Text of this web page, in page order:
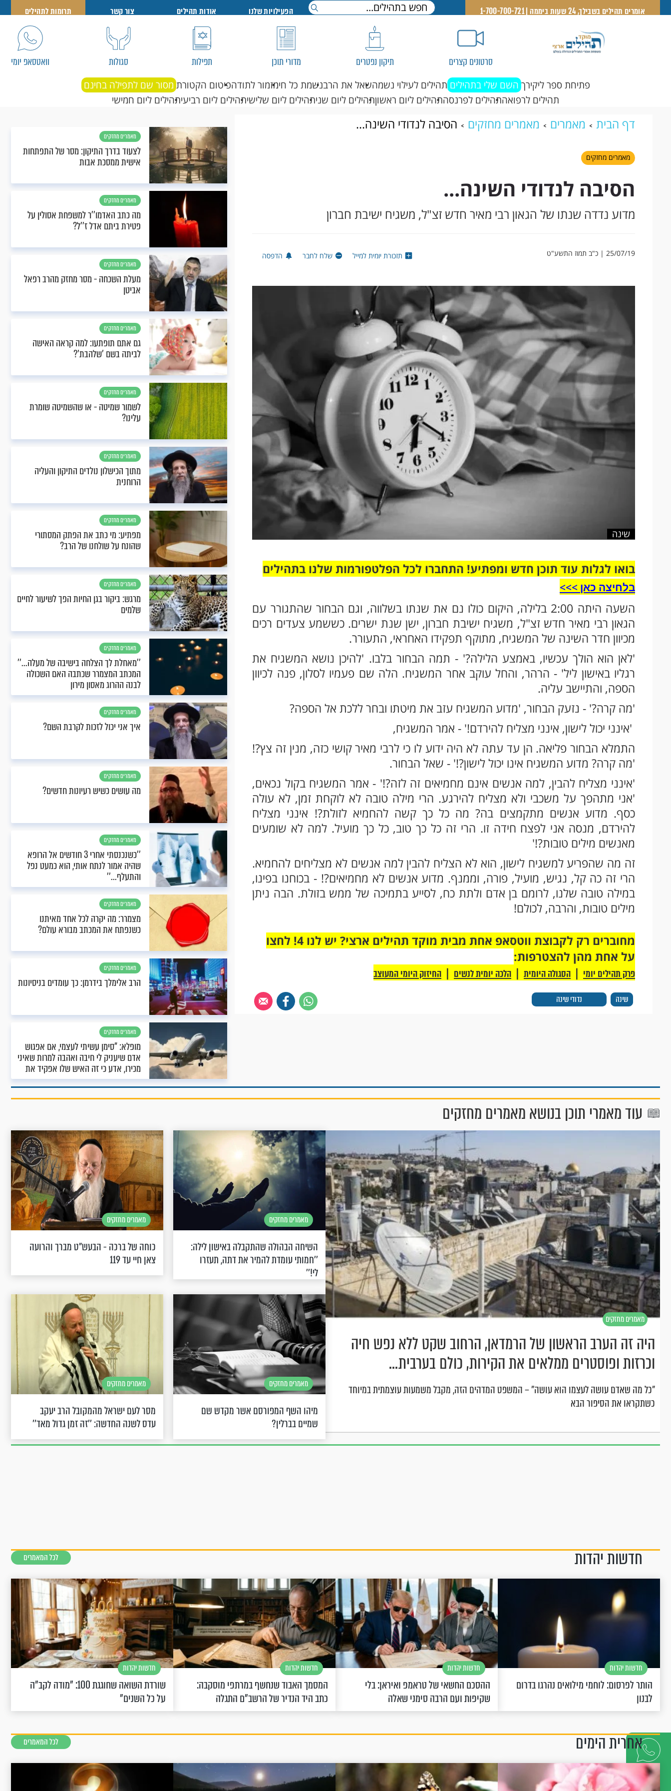
דברו
איתנו
אומרים תהילים בשבילך, 24 שעות ביממה | 1-700-700-721 הפעילויות שלנו אודות תהילים צור קשר תרומות לתהילים
סרטונים קצרים תיקון נפטרים מדורי תוכן תפילות סגולות וואטסאפ יומי
פתיחת ספר ליקירך השם שלי בתהילים תהילים לעילוי נשמהשאל את הרבנשמת כל חימזמור לתודהפיטום הקטורת מסור שם לתפילה בחינם
תהילים לרפואהתהילים לפרנסהתהילים ליום ראשוןתהילים ליום שניתהילים ליום שלישיתהילים ליום רביעיתהילים ליום חמישי
דף הבית מאמרים מאמרים מחזקים הסיבה לנדודי השינה...
מאמרים מחזקים
הסיבה לנדודי השינה...
מדוע נדדה שנתו של הגאון רבי מאיר חדש זצ"ל, משגיח ישיבת חברון
25/07/19 | כ"ב תמוז התשע"ט תזכורת יומית למייל שלח לחבר הדפסה
שינה
בואו לגלות עוד תוכן חדש ומפתיע! התחברו לכל הפלטפורמות שלנו בתהילים
בלחיצה כאן >>>​
השעה היתה 2:00 בלילה, היקום כולו נם את שנתו בשלווה, וגם הבחור שהתגורר עם
הגאון רבי מאיר חדש זצ"ל, משגיח ישיבת חברון, ישן שנת ישרים. כששמע צעדים רכים
מכיוון חדר השינה של המשגיח, מתוקף תפקידו האחראי, התעורר.
'לאן הוא הולך עכשיו, באמצע הלילה?' - תמה הבחור בלבו. 'להיכן נושא המשגיח את
רגליו באישון ליל' - הרהר, והחל עוקב אחר המשגיח. הלה שם פעמיו לסלון, פנה לכיוון
הספה, והתיישב עליה.
'מה קרה?' - נזעק הבחור, 'מדוע המשגיח עזב את מיטתו ובחר ללכת אל הספה?
'אינני יכול לישון, אינני מצליח להירדם!' - אמר המשגיח,
התמלא הבחור פליאה. הן עד עתה לא היה ידוע לו כי לרבי מאיר קושי כזה, מנין זה צץ?!
'מה קרה? מדוע המשגיח אינו יכול לישון?!' - שאל הבחור.
'אינני מצליח להבין, למה אנשים אינם מחמיאים זה לזה?!' - אמר המשגיח בקול נכאים,
'אני מתהפך על משכבי ולא מצליח להירגע. הרי מילה טובה לא לוקחת זמן, לא עולה
כסף. מדוע אנשים מתקמצים בה? מה כל כך קשה להחמיא לזולת?! אינני מצליח
להירדם, מנסה אני לפצח חידה זו. הרי זה כל כך טוב, כל כך מועיל. למה לא שומעים
מאנשים מילים טובות?!'
זה מה שהפריע למשגיח לישון, הוא לא הצליח להבין למה אנשים לא מצליחים להחמיא.
הרי זה כה קל, נגיש, מועיל, פורה, וממנף. מדוע אנשים לא מחמיאים?! - בכוחנו בפינו,
במילה טובה שלנו, לרומם בן אדם ולתת כח, לסייע בתמיכה של ממש בזולת. הבה ניתן
מילים טובות, והרבה, לכולם!
שינה נדודי שינה
מחוברים רק לקבוצת ווטסאפ אחת מבית מוקד תהילים ארצי? יש לנו 4! לחצו
על אחת מהן להצטרפות:
פרק תהילים יומי | הסגולה היומית | הלכה יומית לנשים | החיזוק היומי המעוצב
מאמרים מחזקים
לצעוד בדרך התיקון: מסר של התפתחות
אישית ממסכת אבות
מאמרים מחזקים
מה כתב האדמו''ר למשפחת אסולין על
פטירת ביתם אדל ז''ל?
מאמרים מחזקים
מעלת השכחה - מסר מחזק מהרב רפאל
אביטן
מאמרים מחזקים
גם אתם תופתעו: למה קראה האישה
לביתה בשם 'שלהבת'?
מאמרים מחזקים
לשמור שמיטה - או שהשמיטה שומרת
עלינו?
מאמרים מחזקים
מתוך הכישלון נולדים התיקון והעליה
הרוחנית
מאמרים מחזקים
מפתיע: מי כתב את הפתק המסתורי
שהונח על שולחנו של הרב?
מאמרים מחזקים
מרגש: ביקור בגן החיות הפך לשיעור לחיים
שלמים
מאמרים מחזקים
’’מאחלת לך הצלחה בישיבה של מעלה...’’
המכתב המצמרר שכתבה האם השכולה
לבנה ההרוג מאסון מירון
מאמרים מחזקים
איך אני יכול לזכות לקרבת השם?
מאמרים מחזקים
מה עושים כשיש רעיונות חדשים?
מאמרים מחזקים
’’כשנכנסתי אחרי 3 חודשים אל הרופא
שהיה אמור לנתח אותי, הוא כמעט נפל
והתעלף...’’
מאמרים מחזקים
מצמרר: מה יקרה לכל אחד מאיתנו
כשנפתח את המכתב מבורא עולם?
מאמרים מחזקים
הרב אלימלך בידרמן: כך עומדים בניסיונות
מאמרים מחזקים
מופלא: "סימן עשיתי לעצמי, אם אפגוש
אדם שיעניק לי חיבה ואהבה למרות שאיני
מכירו, אדע כי זה האיש שלו אפקיד את
כספי’’
עוד מאמרי תוכן בנושא מאמרים מחזקים
מאמרים מחזקים
היה זה הערב הראשון של הרמדאן, הרחוב שקט ללא נפש חיה
וכרזות ופוסטרים ממלאים את הקירות, כולם בערבית...
"כל מה שאדם עושה לעצמו הוא עושה" – המשפט המדהים הזה, מקבל משמעות עוצמתית במיוחד
כשתקראו את הסיפור הבא
מאמרים מחזקים
השיחה הבהולה שהתקבלה באישון לילה:
''חמותי עומדת להמיר את דתה, תעזרו
לי!''
מאמרים מחזקים
כוחה של ברכה - הבעש"ט מברך והרועה
צאן חיי עד 119
מאמרים מחזקים
מיהו השף המפורסם אשר מקדש שם
שמיים בברלין?
מאמרים מחזקים
מסר לעם ישראל מהמקובל הרב יעקב
עדס לשנה החדשה: ’’זה זמן גדול מאד’’
חדשות יהדות לכל המאמרים
חדשות יהדות
הותר לפרסום: לוחמי מילואים נהרגו בדרום
לבנון
חדשות יהדות
ההסכם החשאי של טראמפ ואיראן: בלי
שקיפות ועם הרבה סימני שאלה
חדשות יהדות
המסמך האבוד שנחשף במרתפי מוסקבה:
כתב היד הנדיר של הרשב"ם התגלה
חדשות יהדות
שורדת השואה שחוגגת 100: "מודה לקב"ה
על כל השנים"
אחרית הימים לכל המאמרים